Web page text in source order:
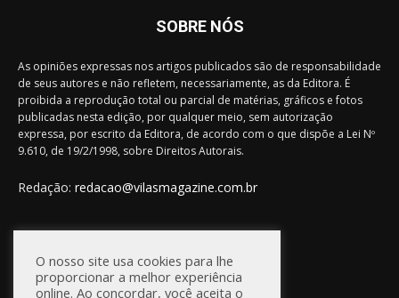
SOBRE NÓS
As opiniões expressas nos artigos publicados são de responsabilidade
de seus autores e não refletem, necessariamente, as da Editora. É
proibida a reprodução total ou parcial de matérias, gráficos e fotos
publicadas nesta edição, por qualquer meio, sem autorização
expressa, por escrito da Editora, de acordo com o que dispõe a Lei Nº
9.610, de 19/2/1998, sobre Direitos Autorais.
Redação: redacao@vilasmagazine.com.br
FIQUE CONECTADO
O nosso site usa cookies para lhe
proporcionar a melhor experiência
online. Ao concordar, você aceita o